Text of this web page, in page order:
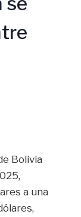
Bolivia
a una